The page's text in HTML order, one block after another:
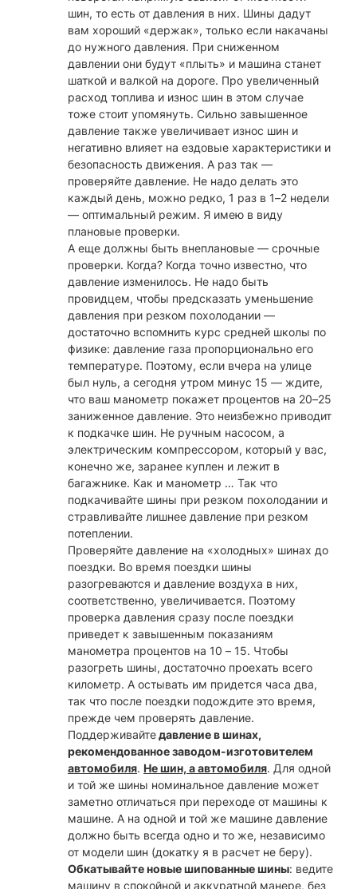
шин, то есть от давления в них. Шины дадут
вам хороший «держак», только если накачаны
до нужного давления. При сниженном
давлении они будут «плыть» и машина станет
шаткой и валкой на дороге. Про увеличенный
расход топлива и износ шин в этом случае
тоже стоит упомянуть. Сильно завышенное
давление также увеличивает износ шин и
негативно влияет на ездовые характеристики и
безопасность движения. А раз так —
проверяйте давление. Не надо делать это
каждый день, можно редко, 1 раз в 1–2 недели
— оптимальный режим. Я имею в виду
плановые проверки.
А еще должны быть внеплановые — срочные
проверки. Когда? Когда точно известно, что
давление изменилось. Не надо быть
провидцем, чтобы предсказать уменьшение
давления при резком похолодании —
достаточно вспомнить курс средней школы по
физике: давление газа пропорционально его
температуре. Поэтому, если вчера на улице
был нуль, а сегодня утром минус 15 — ждите,
что ваш манометр покажет процентов на 20–25
заниженное давление. Это неизбежно приводит
к подкачке шин. Не ручным насосом, а
электрическим компрессором, который у вас,
конечно же, заранее куплен и лежит в
багажнике. Как и манометр … Так что
подкачивайте шины при резком похолодании и
стравливайте лишнее давление при резком
потеплении.
Проверяйте давление на «холодных» шинах до
поездки. Во время поездки шины
разогреваются и давление воздуха в них,
соответственно, увеличивается. Поэтому
проверка давления сразу после поездки
приведет к завышенным показаниям
манометра процентов на 10 – 15. Чтобы
разогреть шины, достаточно проехать всего
километр. А остывать им придется часа два,
так что после поездки подождите это время,
прежде чем проверять давление.
Поддерживайтедавление в шинах,
рекомендованное заводом-изготовителем
автомобиля. Не шин, а автомобиля. Для одной
и той же шины номинальное давление может
заметно отличаться при переходе от машины к
машине. А на одной и той же машине давление
должно быть всегда одно и то же, независимо
от модели шин (докатку я в расчет не беру).
Обкатывайте новые шипованные шины: ведите
машину в спокойной и аккуратной манере, без